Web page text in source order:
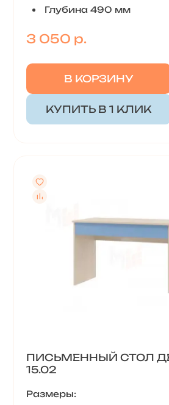
Глубина 490 мм
3 050 р.
В КОРЗИНУ
КУПИТЬ В 1 КЛИК
ПИСЬМЕННЫЙ СТОЛ
15.02
Размеры: